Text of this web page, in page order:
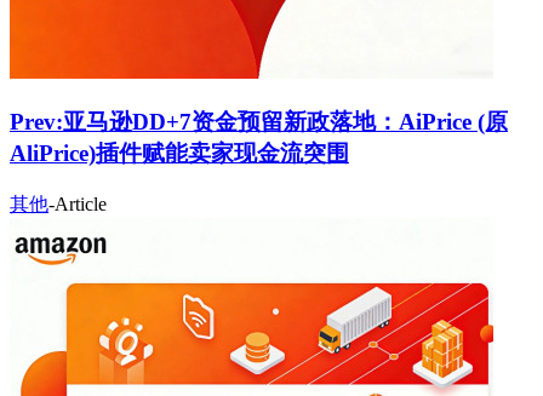
Prev:亚马逊DD+7资金预留新政落地：AiPrice (原
AliPrice)插件赋能卖家现金流突围
其他-Article